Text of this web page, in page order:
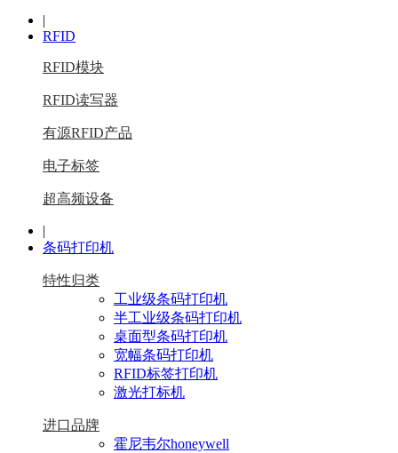
|
RFID
RFID模块
RFID读写器
有源RFID产品
电子标签
超高频设备
|
条码打印机
特性归类
工业级条码打印机
半工业级条码打印机
桌面型条码打印机
宽幅条码打印机
RFID标签打印机
激光打标机
进口品牌
霍尼韦尔honeywell